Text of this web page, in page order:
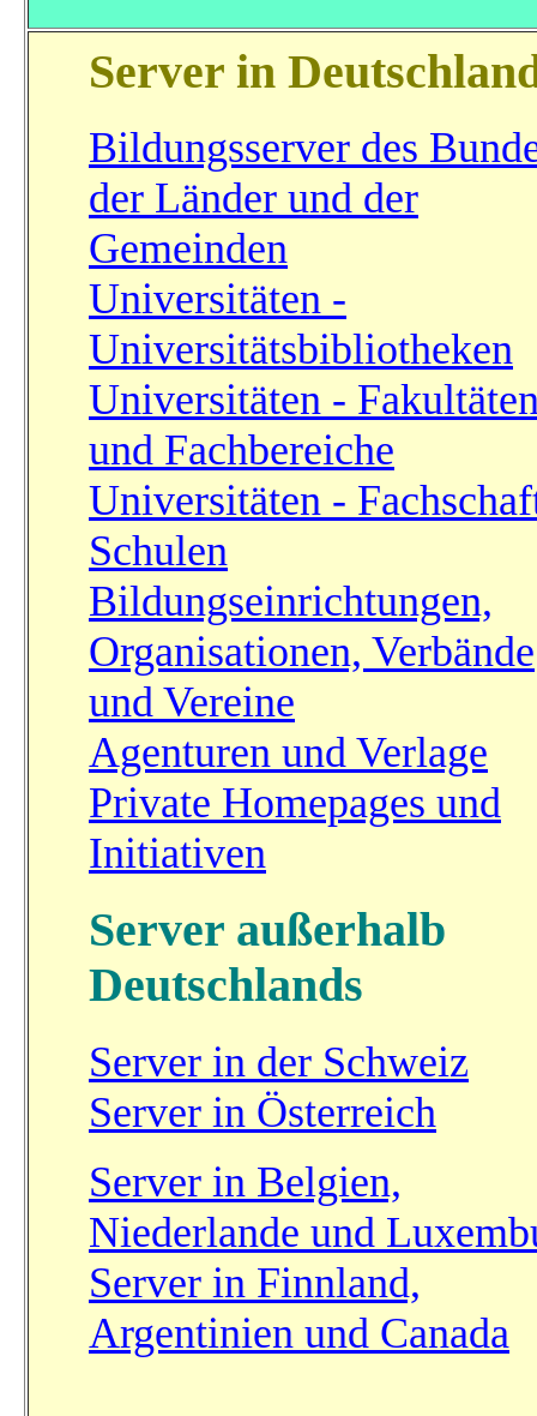
Server in
Bildungsserver des
der Länder und der
Gemeinden
Universitäten -
Universitätsbibliotheken
Universitäten -
und Fachbereiche
Universitäten -
Schulen
Bildungseinrichtungen,
Organisationen, Verbände
und Vereine
Agenturen und Verlage
Private Homepages und
Initiativen
Server außerhalb
Deutschlands
Server in der Schweiz
Server in Österreich
Server in Belgien,
Niederlande und
Server in Finnland,
Argentinien und Canada